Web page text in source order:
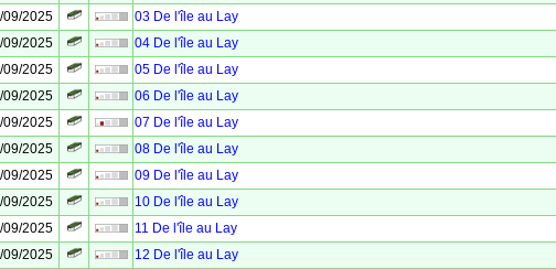
09/2025
03 De l'île au Lay
09/2025
04 De l'île au Lay
09/2025
05 De l'île au Lay
09/2025
06 De l'île au Lay
09/2025
07 De l'île au Lay
09/2025
08 De l'île au Lay
09/2025
09 De l'île au Lay
09/2025
10 De l'île au Lay
09/2025
11 De l'île au Lay
09/2025
12 De l'île au Lay